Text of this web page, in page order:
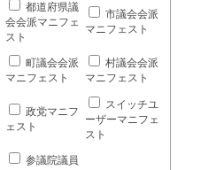
都道府県議
会会派マニフェ
スト
市議会会派
マニフェスト
町議会会派
マニフェスト
村議会会派
マニフェスト
政党マニフ
ェスト
スイッチユ
ーザーマニフェ
スト
参議院議員